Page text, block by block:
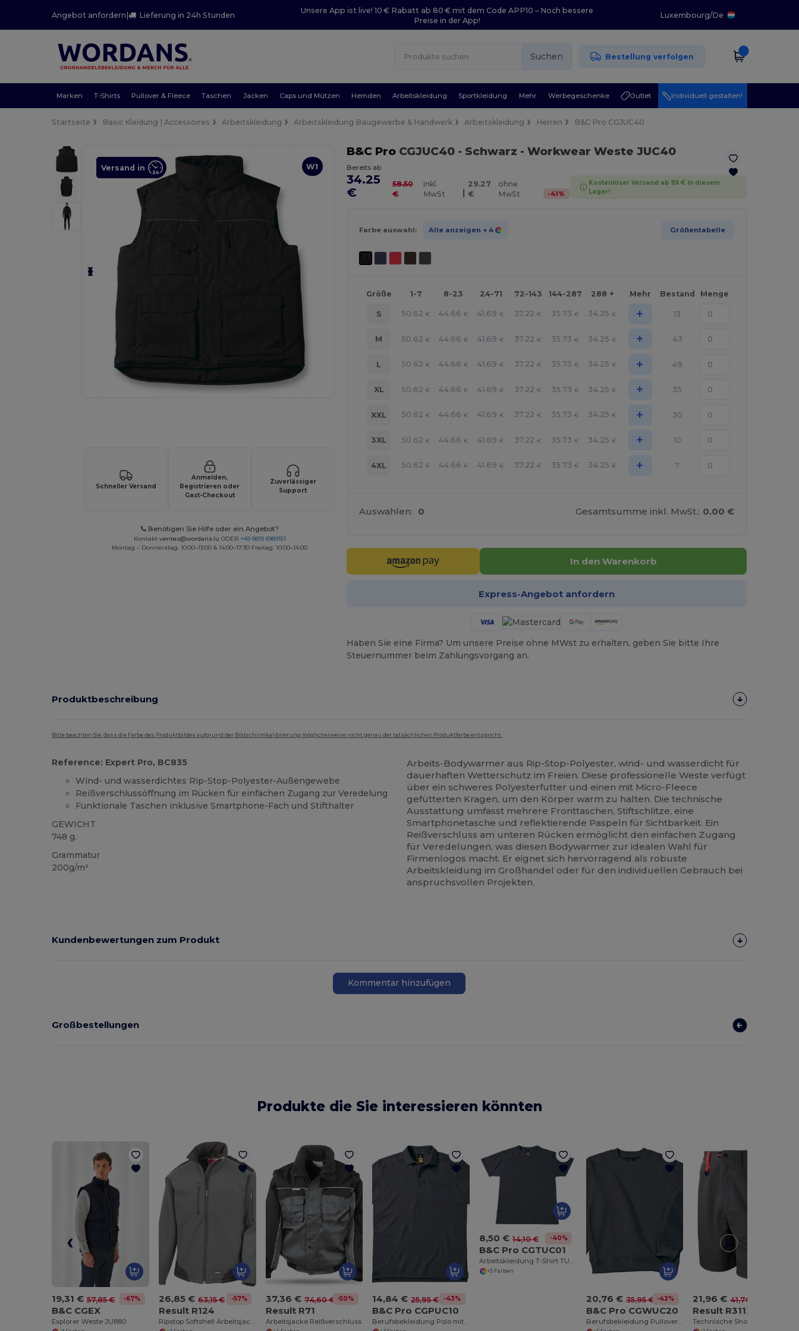
Angebot anfordern| Lieferung in 24h Stunden
Unsere App ist live! 10 € Rabatt ab 80 € mit dem Code APP10 – Noch bessere
Preise in der App!
Luxembourg/De
Suchen Bestellung verfolgen
Marken T-Shirts Pullover & Fleece Taschen Jacken Caps und Mützen Hemden Arbeitskleidung Sportkleidung Mehr Werbegeschenke Outlet Individuell gestalten!
Startseite Basic Kleidung | Accessoires Arbeitskleidung Arbeitskleidung Baugewerbe & Handwerk Arbeitskleidung Herren B&C Pro CGJUC40
W1
Versand in
Schneller Versand
Anmelden,
Registrieren oder
Gast-Checkout
Zuverlässiger
Support
Benötigen Sie Hilfe oder ein Angebot?
Kontakt ventes@wordans.lu ODER +49 6819 6989151
Montag – Donnerstag: 10:00–13:00 & 14:00–17:30 Freitag: 10:00–14:00
B&C ProCGJUC40 - Schwarz - Workwear Weste JUC40
Bereits ab
34.25
€
58.50
€
inkl.
MwSt
|
29.27
€
ohne
MwSt
-41%
Kostenloser Versand ab 119 € in diesem
Lager!
Farbe auswahl: Alle anzeigen + 4 Größentabelle
Größe 1-7 8-23 24-71 72-143 144-287 288 + Mehr Bestand Menge
S 50.62 € 44.66 € 41.69 € 37.22 € 35.73 € 34.25 € + 13
M 50.62 € 44.66 € 41.69 € 37.22 € 35.73 € 34.25 € + 43
L 50.62 € 44.66 € 41.69 € 37.22 € 35.73 € 34.25 € + 49
XL 50.62 € 44.66 € 41.69 € 37.22 € 35.73 € 34.25 € + 35
XXL 50.62 € 44.66 € 41.69 € 37.22 € 35.73 € 34.25 € + 30
3XL 50.62 € 44.66 € 41.69 € 37.22 € 35.73 € 34.25 € + 10
4XL 50.62 € 44.66 € 41.69 € 37.22 € 35.73 € 34.25 € + 7
Auswahlen: 0 Gesamtsumme inkl. MwSt.: 0.00 €
In den Warenkorb
Express-Angebot anfordern
Haben Sie eine Firma? Um unsere Preise ohne MWst zu erhalten, geben Sie bitte Ihre
Steuernummer beim Zahlungsvorgang an.
Produktbeschreibung
Bitte beachten Sie, dass die Farbe des Produktbildes aufgrund der Bildschirmkalibrierung möglicherweise nicht genau der tatsächlichen Produktfarbe entspricht.
Reference: Expert Pro, BC835
Wind- und wasserdichtes Rip-Stop-Polyester-Außengewebe
Reißverschlussöffnung im Rücken für einfachen Zugang zur Veredelung
Funktionale Taschen inklusive Smartphone-Fach und Stifthalter
GEWICHT
748 g.
Grammatur
200g/m²
Arbeits-Bodywarmer aus Rip-Stop-Polyester, wind- und wasserdicht für
dauerhaften Wetterschutz im Freien. Diese professionelle Weste verfügt
über ein schweres Polyesterfutter und einen mit Micro-Fleece
gefütterten Kragen, um den Körper warm zu halten. Die technische
Ausstattung umfasst mehrere Fronttaschen, Stiftschlitze, eine
Smartphonetasche und reflektierende Paspeln für Sichtbarkeit. Ein
Reißverschluss am unteren Rücken ermöglicht den einfachen Zugang
für Veredelungen, was diesen Bodywarmer zur idealen Wahl für
Firmenlogos macht. Er eignet sich hervorragend als robuste
Arbeitskleidung im Großhandel oder für den individuellen Gebrauch bei
anspruchsvollen Projekten.
Kundenbewertungen zum Produkt
Kommentar hinzufügen
Großbestellungen
Produkte die Sie interessieren könnten
19,31 € 57,85 € -67%
B&C CGEX
Explorer Weste JU880
26,85 € 63,15 € -57%
Result R124
Ripstop Softshell Arbeitsjacke
37,36 € 74,60 € -50%
Result R71
Arbeitsjacke Reißverschluss
14,84 € 25,95 € -43%
B&C Pro CGPUC10
Berufsbekleidung Polo mit Brusttasche PUC10
8,50 € 14,10 € -40%
B&C Pro CGTUC01
+5 Farben
20,76 € 35,95 € -42%
B&C Pro CGWUC20
Berufsbekleidung Pullover WUC20
21,96 € 41,70 €
Result R311X